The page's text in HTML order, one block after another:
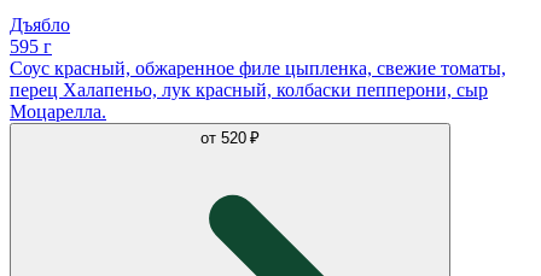
Дъябло
595 г
Соус красный, обжаренное филе цыпленка, свежие томаты,
перец Халапеньо, лук красный, колбаски пепперони, сыр
Моцарелла.
от 520 ₽